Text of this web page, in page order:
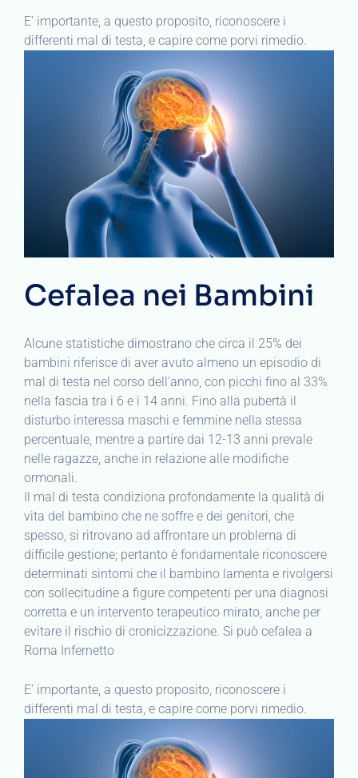
E’ importante, a questo proposito, riconoscere i
differenti mal di testa, e capire come porvi rimedio.
Cefalea nei Bambini
Alcune statistiche dimostrano che circa il 25% dei
bambini riferisce di aver avuto almeno un episodio di
mal di testa nel corso dell’anno, con picchi fino al 33%
nella fascia tra i 6 e i 14 anni. Fino alla pubertà il
disturbo interessa maschi e femmine nella stessa
percentuale, mentre a partire dai 12-13 anni prevale
nelle ragazze, anche in relazione alle modifiche
ormonali.
Il mal di testa condiziona profondamente la qualità di
vita del bambino che ne soffre e dei genitori, che
spesso, si ritrovano ad affrontare un problema di
difficile gestione; pertanto è fondamentale riconoscere
determinati sintomi che il bambino lamenta e rivolgersi
con sollecitudine a figure competenti per una diagnosi
corretta e un intervento terapeutico mirato, anche per
evitare il rischio di cronicizzazione. Si può cefalea a
Roma Infernetto
E’ importante, a questo proposito, riconoscere i
differenti mal di testa, e capire come porvi rimedio.